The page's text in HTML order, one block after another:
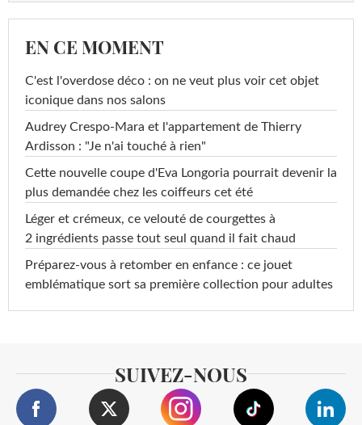
EN CE MOMENT
C'est l'overdose déco : on ne veut plus voir cet objet
iconique dans nos salons
Audrey Crespo-Mara et l'appartement de Thierry
Ardisson : "Je n'ai touché à rien"
Cette nouvelle coupe d'Eva Longoria pourrait devenir la
plus demandée chez les coiffeurs cet été
Léger et crémeux, ce velouté de courgettes à
2 ingrédients passe tout seul quand il fait chaud
Préparez-vous à retomber en enfance : ce jouet
emblématique sort sa première collection pour adultes
SUIVEZ-NOUS